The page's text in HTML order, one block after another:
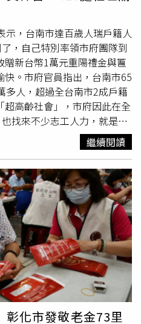
頒贈百歲人瑞每人一面金
禮⾦每人新台幣2 萬元，現
寒暄甚或求取簽名，現場氣
也說，目前板橋榮家有700
冊中突破百歲的人瑞有41
衛家園，希望在板橋榮民之
的好日子，也藉著重陽節送再
示，台南市達百歲人瑞戶籍人
，自己特別率領市府團隊到
新台幣1萬元重陽禮金與匾
。市府官員指出，台南市65
多人，超過全台南市2成戶籍
超高齡社會」，市府因此在全
找來不少志工人力，就是要
南市長黃偉哲（圖）舉出像免
愛心手鍊等服務都是市府守備
進一步指出，台南市其實常
，包括開辦老人健保費自付額
防走失愛心手鍊、獨居老人
入老人生活津貼、收容照顧
緩長者失能，也積極致力推
安老、健康樂活。黃偉哲舉
位超級農民，自13歲起就開
還大玩農業創新，首度嘗試種
的情感，也有科學實驗精
能逐漸退化，家人們為梁老先
能由市府長照服務，幫忙家
繼續閱讀
化市發敬老金73里